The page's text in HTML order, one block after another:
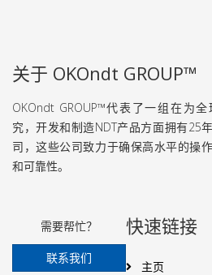
关于 OKOndt GROUP™
OKOndt GROUP™代表了一组在为
究，开发和制造NDT产品方面拥有25
司，这些公司致力于确保高水平的操
和可靠性。
需要帮忙？
联系我们
快速链接
主页